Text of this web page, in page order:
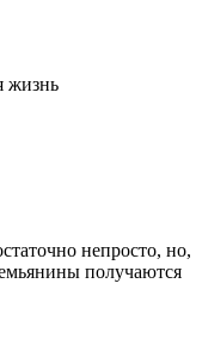
жизнь
непросто, но,
получаются